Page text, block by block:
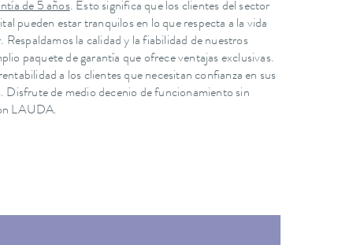
de 5 años. Esto significa que los clientes del sector
pueden estar tranquilos en lo que respecta a la vida
Respaldamos la calidad y la fiabilidad de nuestros
paquete de garantía que ofrece ventajas exclusivas.
a los clientes que necesitan confianza en sus
Disfrute de medio decenio de funcionamiento sin
LAUDA.